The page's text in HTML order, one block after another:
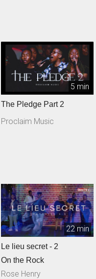
5 min
The Pledge Part 2
Proclaim Music
22 min
Le lieu secret - 2
On the Rock
Rose Henry